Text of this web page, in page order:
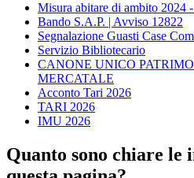
Misura abitare di ambito 2024
Bando S.A.P. | Avviso 12822
Segnalazione Guasti Case
Servizio Bibliotecario
CANONE UNICO
MERCATALE
Acconto Tari 2026
TARI 2026
IMU 2026
Quanto sono chiare le